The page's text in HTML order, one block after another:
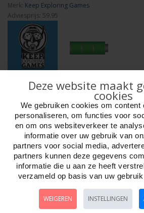
Merk: Keep Exploring Games
Adviesprijs: 59.95
Bestellen
Omschrijving Foto hoge resolutie
Amritsar, India is de thuisbasis van de Sri
als heilige plaats voor de Sikhgemeenschap en
bedevaartsoorden op aarde. Nadat het
Deze website maakt
cookies
We gebruiken cookies om content
personaliseren, om functies voor
en om ons websiteverkeer te
informatie over uw gebruik van
partners voor social media,
partners kunnen deze gegevens
informatie die u aan ze heeft
verzameld op basis van uw
WEIGEREN INSTELLINGEN